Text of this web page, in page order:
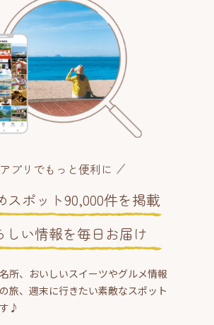
アプリでもっと便利に
スポット90,000件を掲載
しい情報を毎日お届け
所、おいしいスイーツやグルメ情報
旅、週末に行きたい素敵なスポット
♪